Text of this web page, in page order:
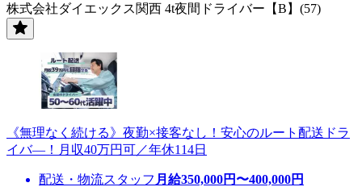
株式会社ダイエックス関西 4t夜間ドライバー【B】(57)
《無理なく続ける》夜勤×接客なし！安心のルート配送ドラ
イバ―！月収40万円可／年休114日
配送・物流スタッフ 月給350,000円〜400,000円